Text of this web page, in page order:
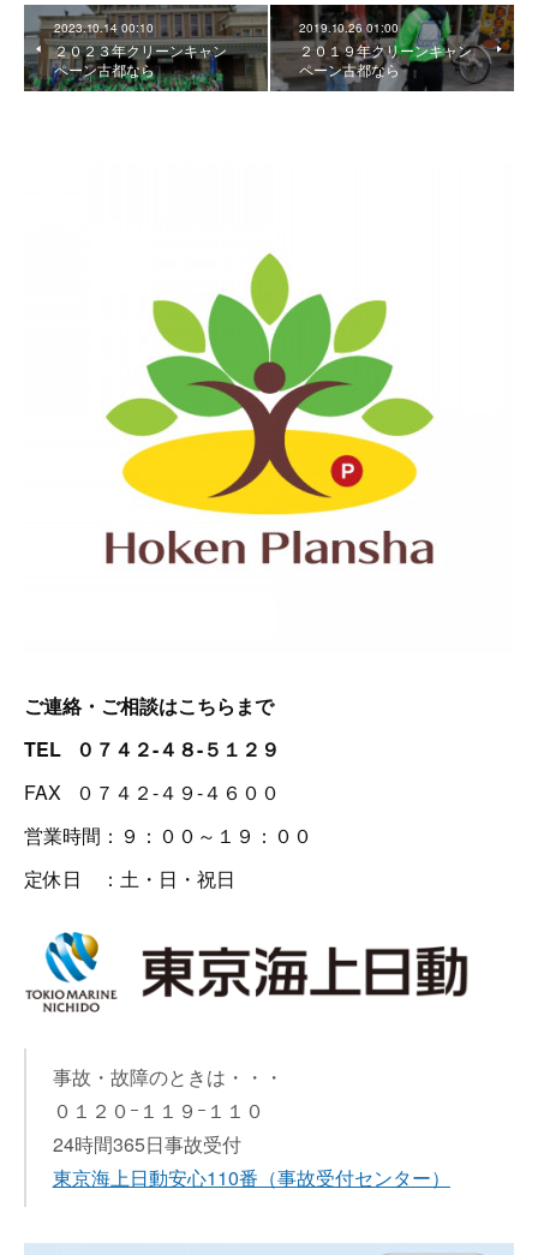
2023.10.14 00:10
２０２３年クリーンキャン
ペーン古都なら
2019.10.26 01:00
２０１９年クリーンキャン
ペーン古都なら
ご連絡・ご相談はこちらまで
TEL ０７４２-４８-５１２９
FAX ０７４２-４９-４６００
営業時間：９：００～１９：００
定休日 ：土・日・祝日
事故・故障のときは・・・
０１２０ｰ１１９ｰ１１０
24時間365日事故受付
東京海上日動安心110番 （事故受付センター）